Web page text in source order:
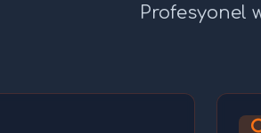
Profesyonel